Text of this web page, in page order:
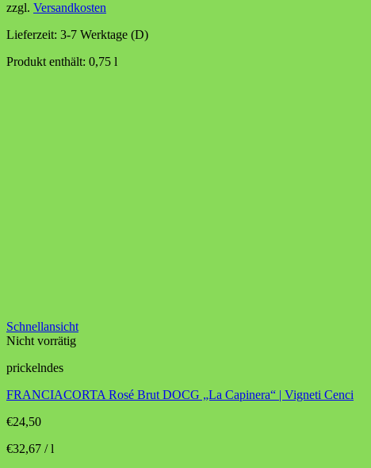
zzgl. Versandkosten
Lieferzeit: 3-7 Werktage (D)
Produkt enthält: 0,75 l
Schnellansicht
Nicht vorrätig
prickelndes
FRANCIACORTA Rosé Brut DOCG „La Capinera“ | Vigneti Cenci
€24,50
€32,67 /l